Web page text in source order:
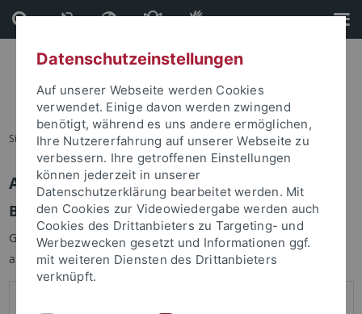
Direkt
zum
Inhalt
Direkt
zur
Fußleiste
Sie sind hier: Startseite
Anmelden
Benutzeranmeldung
Geben Sie Ihren Benutzernamen und Ihr Passwort an um sich
anzumelden:
Datenschutzeinstellungen
Auf unserer Webseite werden Cookies
verwendet. Einige davon werden zwingend
benötigt, während es uns andere ermöglichen,
Ihre Nutzererfahrung auf unserer Webseite zu
verbessern. Ihre getroffenen Einstellungen
können jederzeit in unserer
Datenschutzerklärung bearbeitet werden. Mit
den Cookies zur Videowiedergabe werden auch
Cookies des Drittanbieters zu Targeting- und
Werbezwecken gesetzt und Informationen ggf.
mit weiteren Diensten des Drittanbieters
verknüpft.